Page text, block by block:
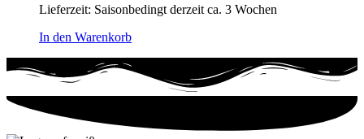
Lieferzeit: Saisonbedingt derzeit ca. 3 Wochen
In den Warenkorb